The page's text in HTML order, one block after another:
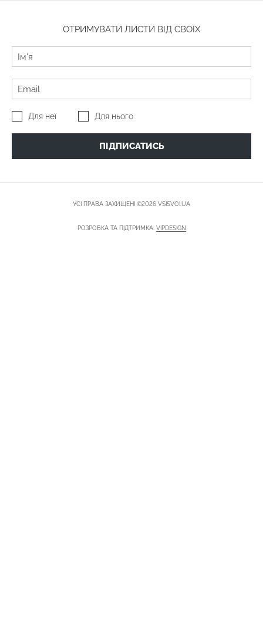
ОТРИМУВАТИ ЛИСТИ ВІД СВОЇХ
Для неї Для нього
ПІДПИСАТИСЬ
УСІ ПРАВА ЗАХИЩЕНІ ©2026 VSISVOI.UA
РОЗРОБКА ТА ПІДТРИМКА: VIPDESIGN